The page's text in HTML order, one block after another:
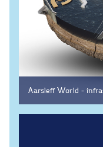
Nybyggeri
Råhuse
Byggeri
Aarsleff World -